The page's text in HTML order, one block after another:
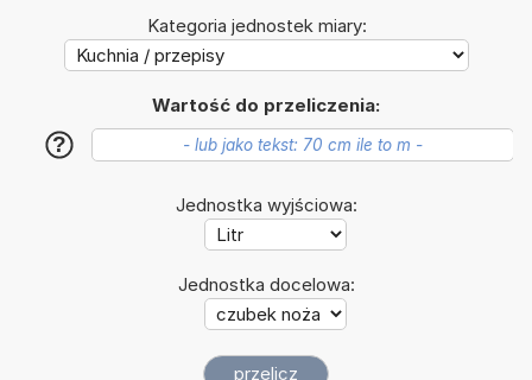
Kategoria jednostek miary:
Wartość do przeliczenia:
?
Jednostka wyjściowa:
Jednostka docelowa: